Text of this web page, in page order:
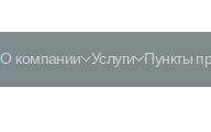
О компании Услуги Пункты